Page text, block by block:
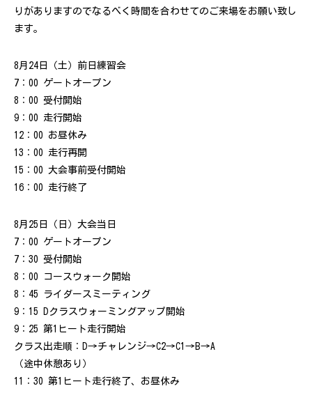
りがありますのでなるべく時間を合わせてのご来場をお願い致し
ます。
8月24日（土）前日練習会
7：00 ゲートオープン
8：00 受付開始
9：00 走行開始
12：00 お昼休み
13：00 走行再開
15：00 大会事前受付開始
16：00 走行終了
8月25日（日）大会当日
7：00 ゲートオープン
7：30 受付開始
8：00 コースウォーク開始
8：45 ライダースミーティング
9：15 Dクラスウォーミングアップ開始
9：25 第1ヒート走行開始
クラス出走順：D→チャレンジ→C2→C1→B→A
（途中休憩あり）
11：30 第1ヒート走行終了、お昼休み